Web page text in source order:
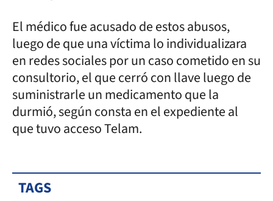
El médico fue acusado de estos abusos,
luego de que una víctima lo individualizara
en redes sociales por un caso cometido en su
consultorio, el que cerró con llave luego de
suministrarle un medicamento que la
durmió, según consta en el expediente al
que tuvo acceso Telam.
TAGS